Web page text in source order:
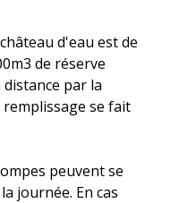
d'eau est de
de réserve
distance par la
remplissage se fait
peuvent se
journée. En cas